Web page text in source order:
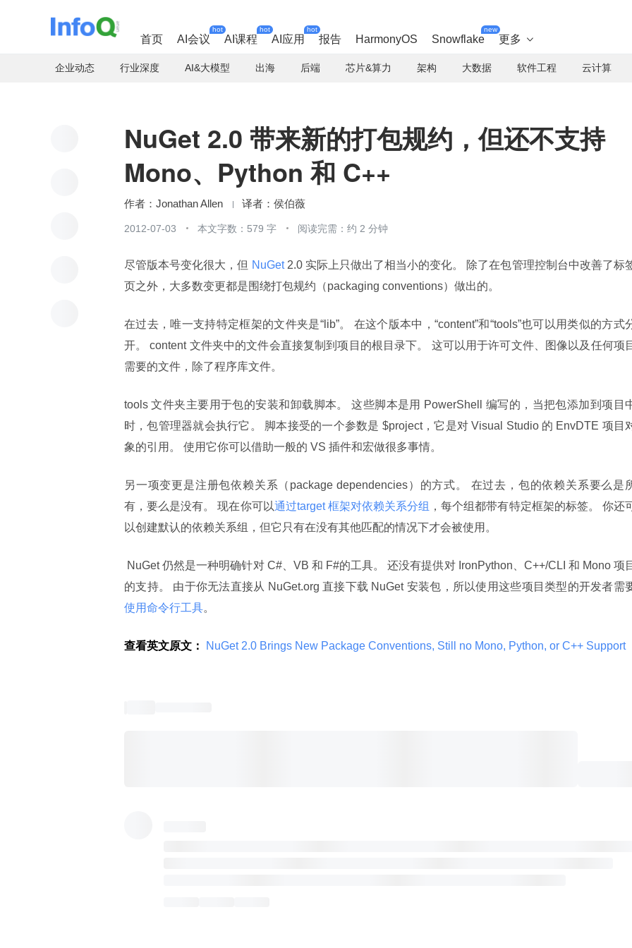
首页 AI会议
hot
AI课程
hot
AI应用
hot
报告 HarmonyOS Snowflake
new
更多 
企业动态 行业深度 AI&大模型 出海 后端 芯片&算力 架构 大数据 软件工程 云计算
NuGet 2.0 带来新的打包规约，但还不支持
Mono、Python 和 C++
Jonathan Allen 侯伯薇
2012-07-03 本文字数：579 字 阅读完需：约 2 分钟
尽管版本号变化很大，但 NuGet 2.0 实际上只做出了相当小的变化。 除了在包管理控制台中改善了标
页之外，大多数变更都是围绕打包规约（packaging conventions）做出的。
在过去，唯一支持特定框架的文件夹是“lib”。 在这个版本中，“content”和“tools”也可以用类似的方式
开。 content 文件夹中的文件会直接复制到项目的根目录下。 这可以用于许可文件、图像以及任何项
需要的文件，除了程序库文件。
tools 文件夹主要用于包的安装和卸载脚本。 这些脚本是用 PowerShell 编写的，当把包添加到项目
时，包管理器就会执行它。 脚本接受的一个参数是 $project，它是对 Visual Studio 的 EnvDTE 项目
象的引用。 使用它你可以借助一般的 VS 插件和宏做很多事情。
另一项变更是注册包依赖关系（package dependencies）的方式。 在过去，包的依赖关系要么是
有，要么是没有。 现在你可以通过target 框架对依赖关系分组 ，每个组都带有特定框架的标签。 你还
以创建默认的依赖关系组，但它只有在没有其他匹配的情况下才会被使用。
的支持。 由于你无法直接从 NuGet.org 直接下载 NuGet 安装包，所以使用这些项目类型的开发者需
使用命令行工具。
查看英文原文： NuGet 2.0 Brings New Package Conventions, Still no Mono, Python, or C++ Support